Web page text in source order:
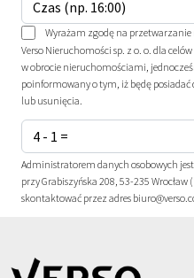
Wyrażam zgodę na
Verso Nieruchomości sp. z o. o. dla
w obrocie nieruchomościami,
poinformowany o tym, iż będę posiadać
lub usunięcia.
Administratorem danych osobowych
przy Grabiszyńska 208, 53-235
skontaktować przez adres